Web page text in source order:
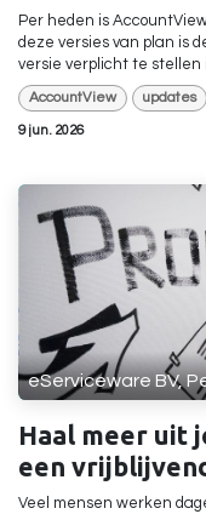
Per heden is
deze versies van plan is
versie verplicht te stellen
AccountView updates
9 jun. 2026
eServiceware BV,
Haal meer uit
een
Veel mensen werken